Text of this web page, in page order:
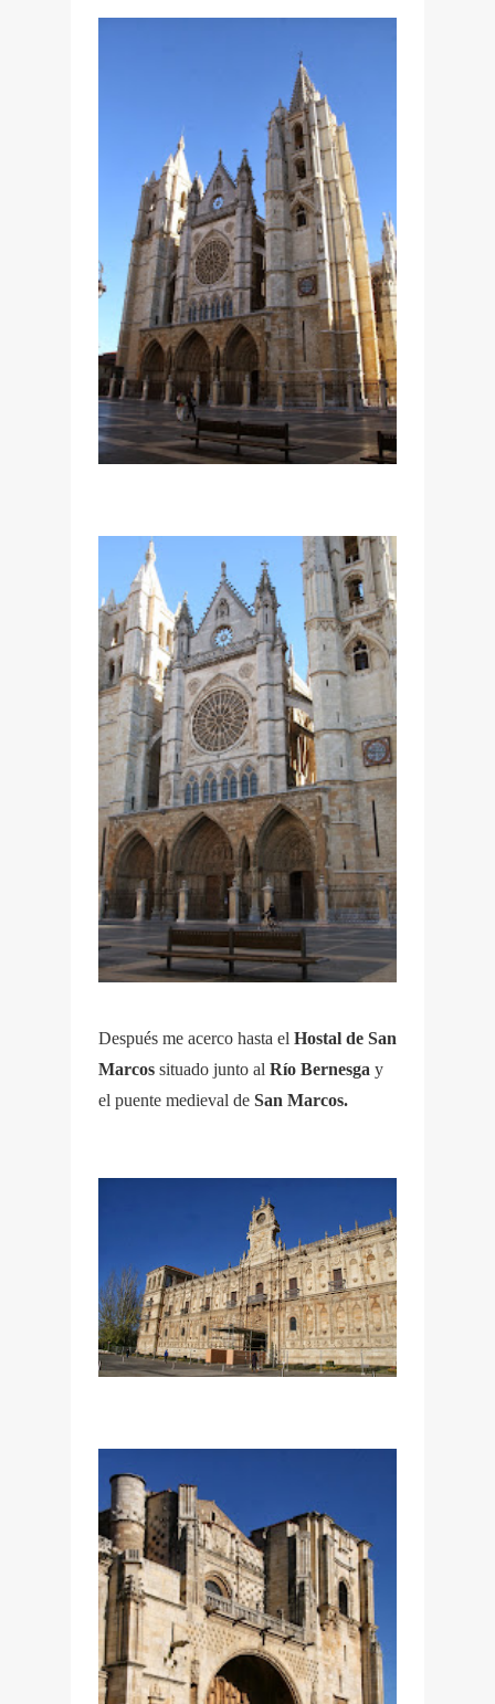
Después me acerco hasta el Hostal de San
Marcos situado junto al Río Bernesga y
el puente medieval de San Marcos.